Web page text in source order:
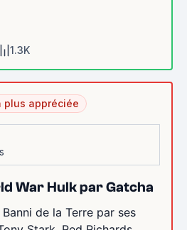
1.3K
plus appréciée
War Hulk par Gatcha
de la Terre par ses